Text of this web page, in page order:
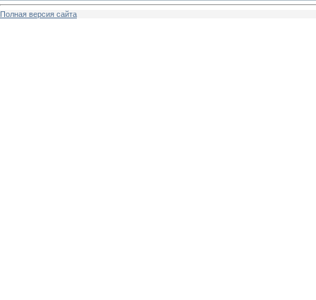
Полная версия сайта